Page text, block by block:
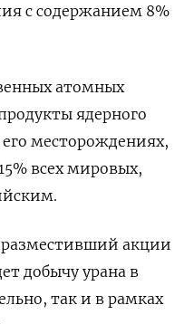
с содержанием 8%
атомных
ядерного
месторождениях,
всех мировых,
разместивший акции
добычу урана в
так и в рамках